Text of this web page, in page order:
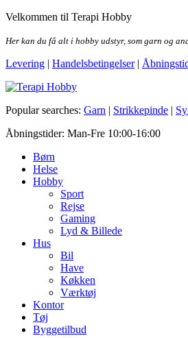
Skip
the
Velkommen til Terapi Hobby
Her kan du få alt i hobby udstyr, som garn og
Levering | Handelsbetingelser|
Terapi Hobby
Popular searches: Garn | Strikkepinde |
Åbningstider: Man-Fre 10:00-16:00
Børn
Helse
Hobby
Sport
Rejse
Gaming
Lyd & Billede
Hus
Bil
Have
Køkken
Værktøj
Kontor
Tøj
Byggetilbud